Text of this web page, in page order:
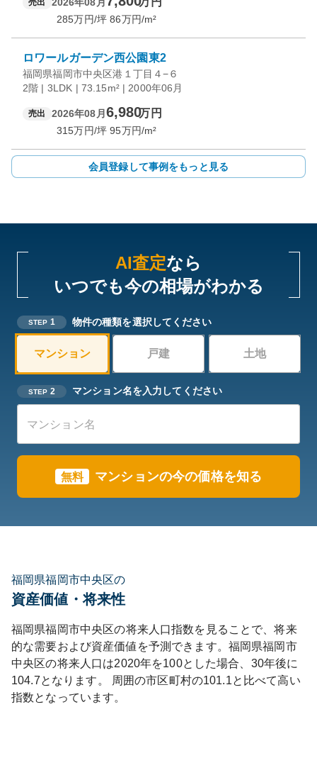
売出
285万円/坪 86万円/m²
ロワールガーデン西公園東2
福岡県福岡市中央区港１丁目４−６
2階 | 3LDK | 73.15m² | 2000年06月
売出 2026年08月 6,980万円
315万円/坪 95万円/m²
会員登録して事例をもっと見る
AI査定なら
いつでも今の相場がわかる
STEP 1 物件の種類を選択してください
マンション 戸建 土地
STEP 2 マンション名を入力してください
無料 マンションの今の価格を知る
福岡県福岡市中央区の
資産価値・将来性
福岡県福岡市中央区の将来人口指数を見ることで、将来
的な需要および資産価値を予測できます。 福岡県福岡市
中央区の将来人口は2020年を100とした場合、30年後に
104.7となります。 周囲の市区町村の101.1と比べて高い
指数となっています。